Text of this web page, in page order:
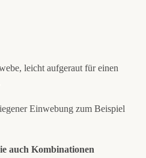
leicht aufgeraut für einen
Einwebung zum Beispiel
auch Kombinationen